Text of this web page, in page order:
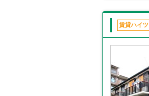
賃貸ハイツ